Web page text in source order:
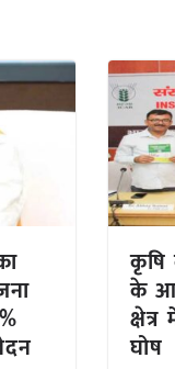
कृषि
के
घोष